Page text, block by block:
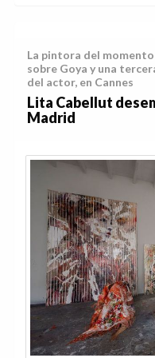
La pintora del
sobre Goya y una
del actor, en Cannes
Lita Cabellut
Madrid